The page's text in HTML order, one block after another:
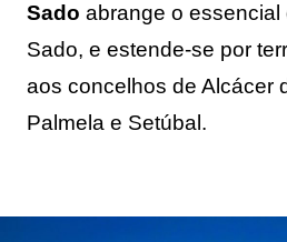
Sado abrange o essencial
Sado, e estende-se por
aos concelhos de Alcácer
Palmela e Setúbal.